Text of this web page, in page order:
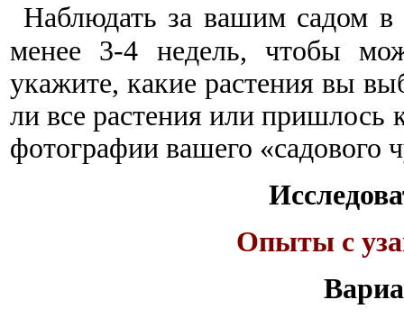
Наблюдать за вашим садом
менее 3-4 недель, чтобы
укажите, какие растения вы
ли все растения или пришлось
фотографии вашего «садового
Опыты с